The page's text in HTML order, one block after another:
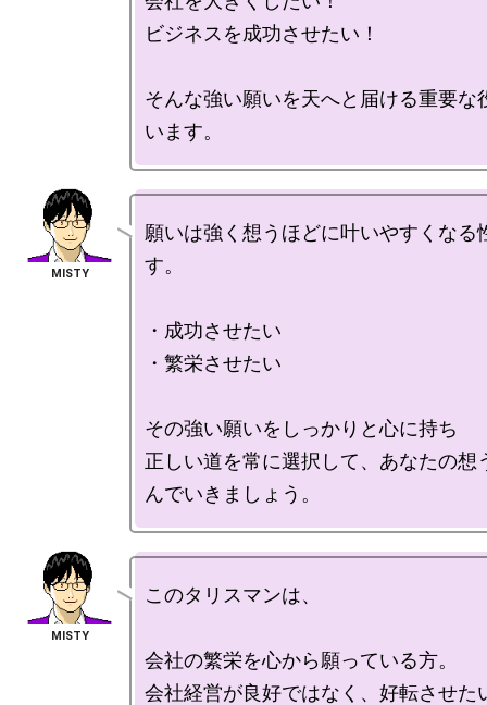
ビジネスを成功させたい！
そんな強い願いを天へと届ける重要な
願いは強く想うほどに叶いやすくなる
す。
・成功させたい
・繁栄させたい
その強い願いをしっかりと心に持ち
正しい道を常に選択して、あなたの想
このタリスマンは、
会社の繁栄を心から願っている方。
会社経営が良好ではなく、好転させた